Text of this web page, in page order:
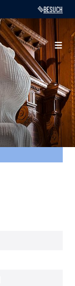
BESUCH